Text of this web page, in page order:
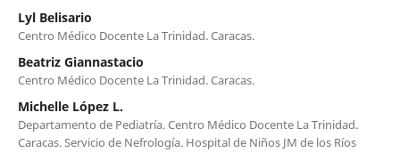
Lyl Belisario
Centro Médico Docente La Trinidad. Caracas.
Beatriz Giannastacio
Centro Médico Docente La Trinidad. Caracas.
Michelle López L.
Departamento de Pediatría. Centro Médico Docente La Trinidad.
Caracas. Servicio de Nefrología. Hospital de Niños JM de los Ríos